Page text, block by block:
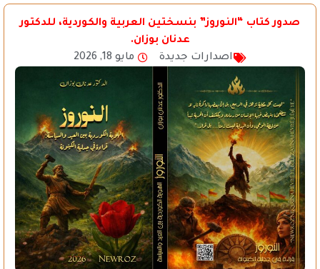
صدور كتاب “النوروز” بنسختين العربية والكوردية، للدكتور
عدنان بوزان.
اصدارات جديدة
مايو 18, 2026